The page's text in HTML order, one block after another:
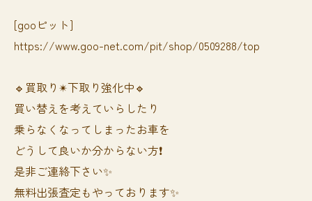
[gooピット]
https://www.goo-net.com/pit/shop/0509288/top
🔹買取り✴︎下取り強化中🔹
買い替えを考えていらしたり
乗らなくなってしまったお車を
どうして良いか分からない方❗️
是非ご連絡下さい✨
無料出張査定もやっております✨